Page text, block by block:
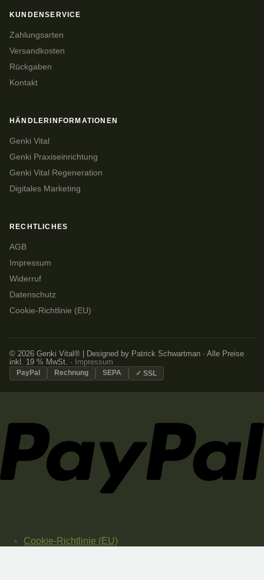
KUNDENSERVICE
Zahlungsarten
Versandkosten
Rückgaben
Kontakt
HÄNDLERINFORMATIONEN
Genki Vital
Genki Praxiseinrichtung
Genki Vital Regeneration
Digitales Marketing
RECHTLICHES
AGB
Impressum
Widerruf
Datenschutz
Cookie-Richtlinie (EU)
© 2026 Genki Vital® | Designed by Patrick Schwartman · Alle Preise
inkl. 19 % MwSt. ·
Impressum
PayPal Rechnung SEPA ✓ SSL
Cookie-Richtlinie (EU)